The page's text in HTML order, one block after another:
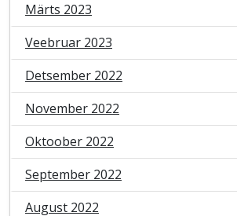
Märts 2023
Veebruar 2023
Detsember 2022
November 2022
Oktoober 2022
September 2022
August 2022